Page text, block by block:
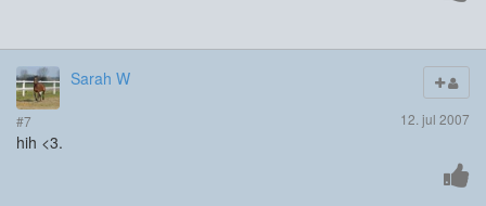
Sarah W
#7 12. jul 2007
hih <3.